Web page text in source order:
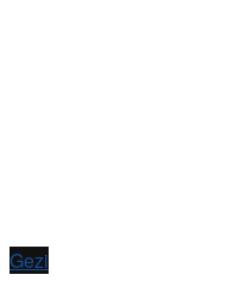
Gezi